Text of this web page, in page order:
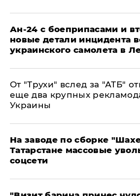
Ан-24 с боеприпасами и
новые детали инцидента
украинского самолета в
От "Трухи" вслед за "АТБ"
еще два крупных
Украины
На заводе по сборке
Татарстане массовые
соцсети